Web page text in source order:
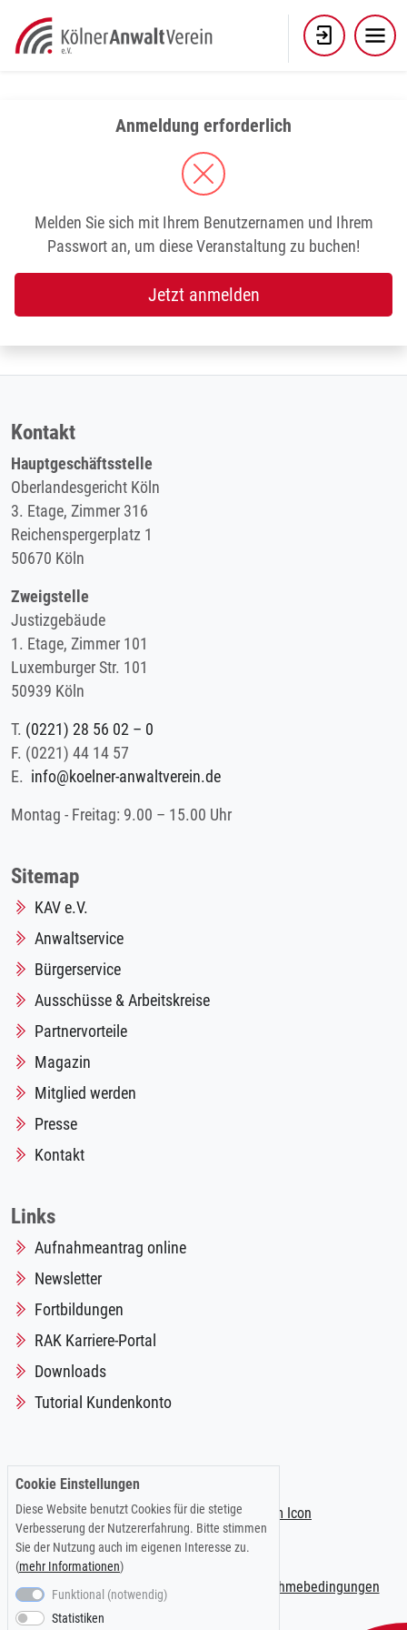
content
Anmeldung erforderlich
Melden Sie sich mit Ihrem Benutzernamen und Ihrem
Passwort an, um diese Veranstaltung zu buchen!
Jetzt anmelden
Kontakt
Hauptgeschäftsstelle
Oberlandesgericht Köln
3. Etage, Zimmer 316
Reichenspergerplatz 1
50670 Köln
Zweigstelle
Justizgebäude
1. Etage, Zimmer 101
Luxemburger Str. 101
50939 Köln
T. (0221) 28 56 02 – 0
F. (0221) 44 14 57
E. info@koelner-anwaltverein.de
Montag - Freitag: 9.00 – 15.00 Uhr
Sitemap
KAV e.V.
Anwaltservice
Bürgerservice
Ausschüsse & Arbeitskreise
Partnervorteile
Magazin
Mitglied werden
Presse
Kontakt
Links
Aufnahmeantrag online
Newsletter
Fortbildungen
RAK Karriere-Portal
Downloads
Tutorial Kundenkonto
Impressum |Datenschutzerklärung Teilnahmebedingungen
Cookie Einstellungen
Diese Website benutzt Cookies für die stetige
Verbesserung der Nutzererfahrung. Bitte stimmen
Sie der Nutzung auch im eigenen Interesse zu.
(mehr Informationen)
Funktional (notwendig)
Statistiken